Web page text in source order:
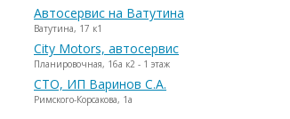
Автосервис на Ватутина
Ватутина, 17 к1
City Motors, автосервис
Планировочная, 16а к2 - 1 этаж
СТО, ИП Варинов С.А.
Римского-Корсакова, 1а